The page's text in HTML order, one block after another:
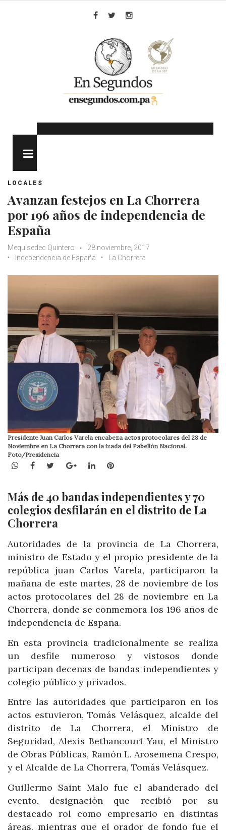
LOCALES
Avanzan festejos en La Chorrera
por 196 años de independencia de
España
Mequisedec Quintero
28 noviembre, 2017
Independencia de España
La Chorrera
Presidente Juan Carlos Varela encabeza actos protocolares del 28 de
Noviembre en La Chorrera con la izada del Pabellón Nacional.
Foto/Presidencia
WhatsApp
Facebook
TwitterGoogle+LinkedInPinterest
Más de 40 bandas independientes y 70
colegios desfilarán en el distrito de La
Chorrera
Autoridades de la provincia de La Chorrera,
ministro de Estado y el propio presidente de la
república juan Carlos Varela, participaron la
mañana de este martes, 28 de noviembre de los
actos protocolares del 28 de noviembre en La
Chorrera, donde se conmemora los 196 años de
independencia de España.
En esta provincia tradicionalmente se realiza
un desfile numeroso y vistosos donde
participan decenas de bandas independientes y
colegio público y privados.
Entre las autoridades que participaron en los
actos estuvieron, Tomás Velásquez, alcalde del
distrito de La Chorrera, el Ministro de
Seguridad, Alexis Bethancourt Yau, el Ministro
de Obras Públicas, Ramón L. Arosemena Crespo,
y el Alcalde de La Chorrera, Tomás Velásquez.
Guillermo Saint Malo fue el abanderado del
evento, designación que recibió por su
destacado rol como empresario en distintas
áreas, mientras que el orador de fondo fue el